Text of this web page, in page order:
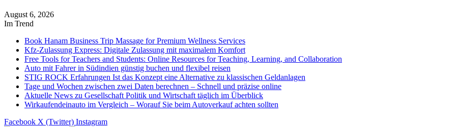
August 6, 2026
Im Trend
Book Hanam Business Trip Massage for Premium Wellness Services
Kfz-Zulassung Express: Digitale Zulassung mit maximalem Komfort
Free Tools for Teachers and Students: Online Resources for Teaching, Learning, and Collaboration
Auto mit Fahrer in Südindien günstig buchen und flexibel reisen
STIG ROCK Erfahrungen Ist das Konzept eine Alternative zu klassischen Geldanlagen
Tage und Wochen zwischen zwei Daten berechnen – Schnell und präzise online
Aktuelle News zu Gesellschaft Politik und Wirtschaft täglich im Überblick
Wirkaufendeinauto im Vergleich – Worauf Sie beim Autoverkauf achten sollten
Facebook X (Twitter) Instagram